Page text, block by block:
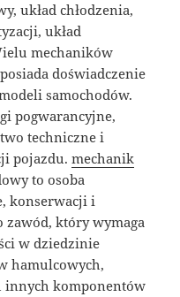
układ chłodzenia,
układ
mechaników
doświadczenie
samochodów.
pogwarancyjne,
techniczne i
pojazdu.mechanik
to osoba
konserwacji i
zawód, który wymaga
w dziedzinie
hamulcowych,
komponentów